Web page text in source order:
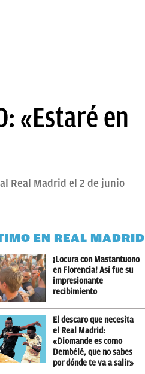
«Estaré en
Real Madrid el 2 de junio
EN REAL MADRID
¡Locura con Mastantuono
en Florencia! Así fue su
impresionante
recibimiento
El descaro que necesita
el Real Madrid:
«Diomande es como
Dembélé, que no sabes
por dónde te va a salir»